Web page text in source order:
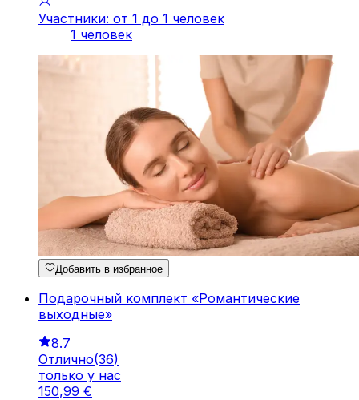
Участники: от 1 до 1 человек
1 человек
Добавить в избранное
Подарочный комплект «Романтические
выходные»
8.7
Отлично(36)
только у нас
150,99 €